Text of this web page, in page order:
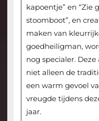
kapoentje” en “Zie
stoomboot”, en
maken van
goedheiligman,
nog specialer.
niet alleen de
een warm gevoel
vreugde tijdens
jaar.